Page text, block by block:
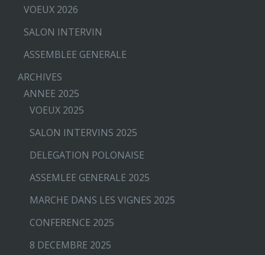
VOEUX 2026
SALON INTERVIN
ASSEMBLEE GENERALE
ARCHIVES
ANNEE 2025
VOEUX 2025
SALON INTERVINS 2025
DELEGATION POLONAISE
ASSEMLEE GENERALE 2025
MARCHE DANS LES VIGNES 2025
CONFERENCE 2025
8 DECEMBRE 2025